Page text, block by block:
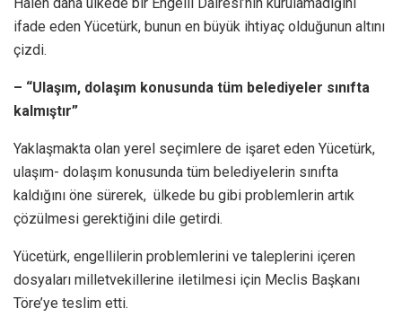
ifade eden Yücetürk, bunun en büyük ihtiyaç olduğunun altını
çizdi.
– “Ulaşım, dolaşım konusunda tüm belediyeler sınıfta
kalmıştır”
Yaklaşmakta olan yerel seçimlere de işaret eden Yücetürk,
ulaşım- dolaşım konusunda tüm belediyelerin sınıfta
kaldığını öne sürerek, ülkede bu gibi problemlerin artık
çözülmesi gerektiğini dile getirdi.
Yücetürk, engellilerin problemlerini ve taleplerini içeren
dosyaları milletvekillerine iletilmesi için Meclis Başkanı
Töre’ye teslim etti.